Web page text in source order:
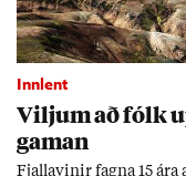
Innlent
Vilj­um að fólk
gam­an
Fjalla­vin­ir fagna 15